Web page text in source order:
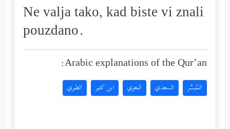
Ne valja tako, kad biste vi znali
pouzdano.
Arabic explanations of the Qur’an:
المُيسَّر السعدي البغوي ابن كثير الطبري